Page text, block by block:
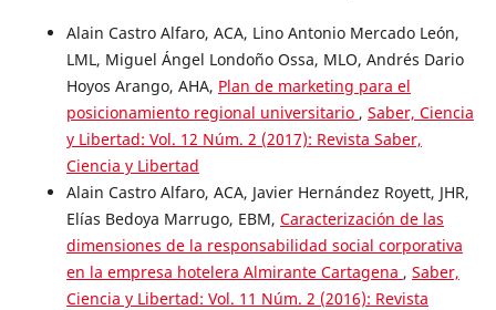
Alain Castro Alfaro, ACA, Lino Antonio Mercado León,
LML, Miguel Ángel Londoño Ossa, MLO, Andrés Dario
Hoyos Arango, AHA, Plan de marketing para el
posicionamiento regional universitario , Saber, Ciencia
y Libertad: Vol. 12 Núm. 2 (2017): Revista Saber,
Ciencia y Libertad
Alain Castro Alfaro, ACA, Javier Hernández Royett, JHR,
Elías Bedoya Marrugo, EBM, Caracterización de las
dimensiones de la responsabilidad social corporativa
en la empresa hotelera Almirante Cartagena , Saber,
Ciencia y Libertad: Vol. 11 Núm. 2 (2016): Revista